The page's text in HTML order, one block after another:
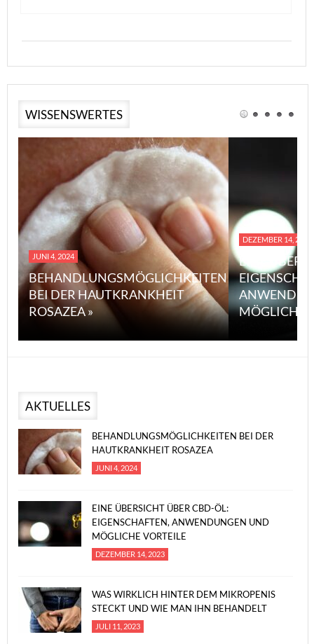
WISSENSWERTES
JUNI 4, 2024
BEHANDLUNGSMÖGLICHKEITEN
BEI DER HAUTKRANKHEIT
ROSAZEA »
DEZEMBER 14, 2023
EINE
MÖGLICHE
AKTUELLES
BEHANDLUNGSMÖGLICHKEITEN BEI DER
HAUTKRANKHEIT ROSAZEA
JUNI 4, 2024
EINE ÜBERSICHT ÜBER CBD-ÖL:
EIGENSCHAFTEN, ANWENDUNGEN UND
MÖGLICHE VORTEILE
DEZEMBER 14, 2023
WAS WIRKLICH HINTER DEM MIKROPENIS
STECKT UND WIE MAN IHN BEHANDELT
JULI 11, 2023